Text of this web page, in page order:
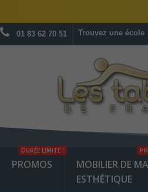
01 83 62 70 51 Trouvez une école
PROMOS
DURÉE LIMITE !
MOBILIER DE
ESTHÉTIQUE